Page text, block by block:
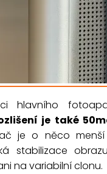
hlavního
je také
je o něco menší
stabilizace
na variabilní clonu.